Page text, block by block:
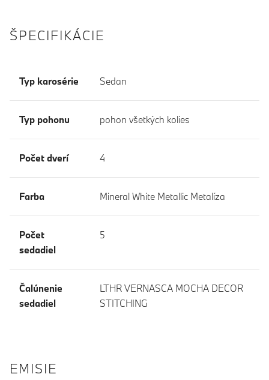
ŠPECIFIKÁCIE
Typ karosérie Sedan
Typ pohonu pohon všetkých kolies
Počet dverí 4
Farba Mineral White Metallic Metalíza
Počet
sedadiel
5
Čalúnenie
sedadiel
LTHR VERNASCA MOCHA DECOR
STITCHING
EMISIE